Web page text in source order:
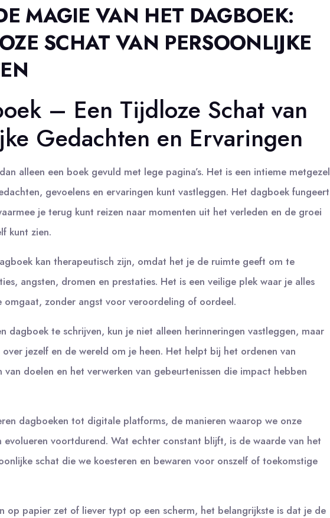
MAGIE VAN HET DAGBOEK:
SCHAT VAN PERSOONLIJKE
– Een Tijdloze Schat van
Gedachten en Ervaringen
alleen een boek gevuld met lege pagina’s. Het is een intieme metgezel
gevoelens en ervaringen kunt vastleggen. Het dagboek fungeert
je terug kunt reizen naar momenten uit het verleden en de groei
kunt zien.
kan therapeutisch zijn, omdat het je de ruimte geeft om te
angsten, dromen en prestaties. Het is een veilige plek waar je alles
omgaat, zonder angst voor veroordeling of oordeel.
dagboek te schrijven, kun je niet alleen herinneringen vastleggen, maar
jezelf en de wereld om je heen. Het helpt bij het ordenen van
doelen en het verwerken van gebeurtenissen die impact hebben
dagboeken tot digitale platforms, de manieren waarop we onze
evolueren voortdurend. Wat echter constant blijft, is de waarde van het
schat die we koesteren en bewaren voor onszelf of toekomstige
op papier zet of liever typt op een scherm, het belangrijkste is dat je de